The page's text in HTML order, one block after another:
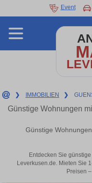
Event
❯ IMMOBILIEN ❯
Günstige Wohnungen
Günstige
Entdecken Sie
Leverkusen.de. Mieten Sie
Preisen